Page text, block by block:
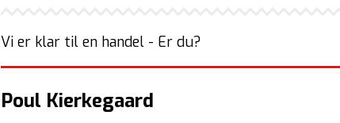
Vi er klar til en handel - Er du?
Poul Kierkegaard